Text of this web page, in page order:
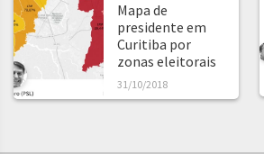
Mapa de
presidente em
Curitiba por
zonas eleitorais
31/10/2018